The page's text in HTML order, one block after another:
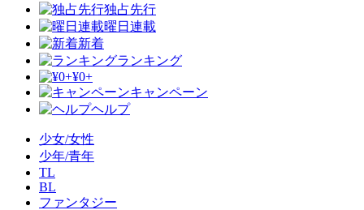
独占先行
曜日連載
新着
ランキング
¥0+
キャンペーン
ヘルプ
少女/女性
少年/青年
TL
BL
ファンタジー